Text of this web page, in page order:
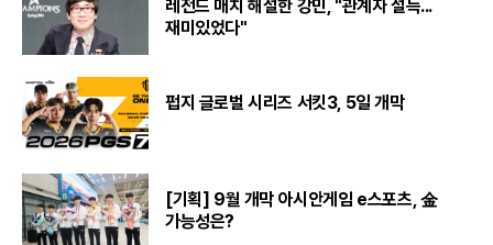
레전드 매치 해설한 강민, "관계자 설득...
재미있었다"
펍지 글로벌 시리즈 서킷3, 5일 개막
[기획] 9월 개막 아시안게임 e스포츠, 金
가능성은?